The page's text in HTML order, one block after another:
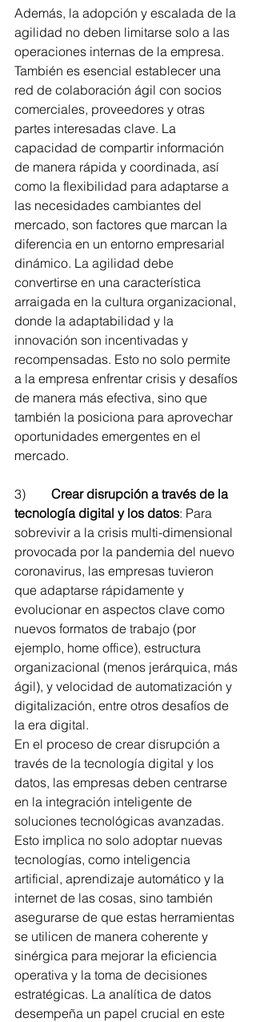
Además, la adopción y escalada de la
agilidad no deben limitarse solo a las
operaciones internas de la empresa.
También es esencial establecer una
red de colaboración ágil con socios
comerciales, proveedores y otras
partes interesadas clave. La
capacidad de compartir información
de manera rápida y coordinada, así
como la flexibilidad para adaptarse a
las necesidades cambiantes del
mercado, son factores que marcan la
diferencia en un entorno empresarial
dinámico. La agilidad debe
convertirse en una característica
arraigada en la cultura organizacional,
donde la adaptabilidad y la
innovación son incentivadas y
recompensadas. Esto no solo permite
a la empresa enfrentar crisis y desafíos
de manera más efectiva, sino que
también la posiciona para aprovechar
oportunidades emergentes en el
mercado.
3) Crear disrupción a través de la
tecnología digital y los datos: Para
sobrevivir a la crisis multi-dimensional
provocada por la pandemia del nuevo
coronavirus, las empresas tuvieron
que adaptarse rápidamente y
evolucionar en aspectos clave como
nuevos formatos de trabajo (por
ejemplo, home office), estructura
organizacional (menos jerárquica, más
ágil), y velocidad de automatización y
digitalización, entre otros desafíos de
la era digital.
En el proceso de crear disrupción a
través de la tecnología digital y los
datos, las empresas deben centrarse
en la integración inteligente de
soluciones tecnológicas avanzadas.
Esto implica no solo adoptar nuevas
tecnologías, como inteligencia
artificial, aprendizaje automático y la
internet de las cosas, sino también
asegurarse de que estas herramientas
se utilicen de manera coherente y
sinérgica para mejorar la eficiencia
operativa y la toma de decisiones
estratégicas. La analítica de datos
desempeña un papel crucial en este